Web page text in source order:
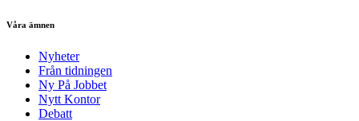
Våra ämnen
Nyheter
Från tidningen
Ny På Jobbet
Nytt Kontor
Debatt